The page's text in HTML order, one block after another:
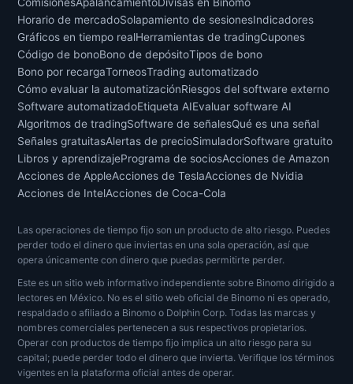
Horario de mercadoSolapamiento de sesionesIndicadores
Gráficos en tiempo realHerramientas de tradingCupones
Código de bonoBono de depósitoTipos de bono
Bono por recargaTorneosTrading automatizado
Cómo evaluar la automatizaciónRiesgos del software externo
Software automatizadoEtiqueta AIEvaluar software AI
Algoritmos de tradingSoftware de señalesQué es una señal
Señales gratuitasAlertas de precioSimuladorSoftware gratuito
Libros y aprendizajePrograma de sociosAcciones de Amazon
Acciones de AppleAcciones de TeslaAcciones de Nvidia
Acciones de IntelAcciones de Coca-Cola
Las operaciones de tiempo fijo son un producto de alto riesgo. Puedes
perder todo el dinero que inviertas en una sola operación, así que
opera únicamente con dinero que puedas permitirte perder.
Este es un sitio web informativo independiente sobre Binomo dirigido a
lectores en México. No es el sitio web oficial de Binomo ni es operado,
respaldado o afiliado a Binomo o Dolphin Corp. Todas las marcas y
nombres comerciales pertenecen a sus respectivos propietarios.
Operar con productos de tiempo fijo implica un alto riesgo para su
capital; puede perder todo el dinero que invierta. Verifique los términos
vigentes en la plataforma oficial antes de operar.